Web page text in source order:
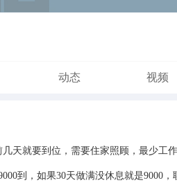
动态 视频
天就要到位，需要住家照顾，最少工
到，如果30天做满没休息就是9000，